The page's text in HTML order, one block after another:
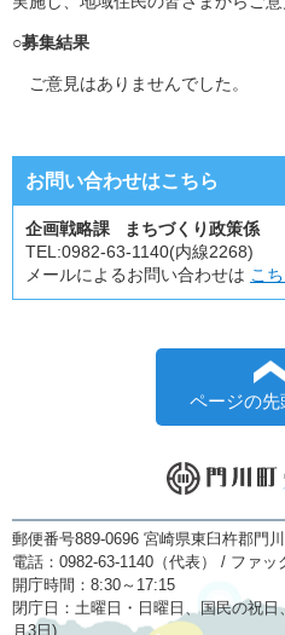
○募集結果
ご意見はありませんでした。
お問い合わせはこちら
企画戦略課 まちづくり政策係
TEL:0982-63-1140(内線2268)
メールによるお問い合わせは こ
ページの先
郵便番号889-0696 宮崎県東臼杵郡門
電話：0982-63-1140（代表） / ファッ
開庁時間：8:30～17:15
閉庁日：土曜日・日曜日、国民の祝
月3日)